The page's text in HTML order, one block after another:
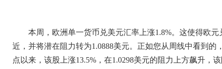
本周，欧洲单一货币兑美元汇率上涨1.8%。这使得欧
近，并将潜在阻力转为1.0888美元。正如您从周线中看到的
点以来，该股上涨13.5%，在1.0298美元的阻力上方飙升，